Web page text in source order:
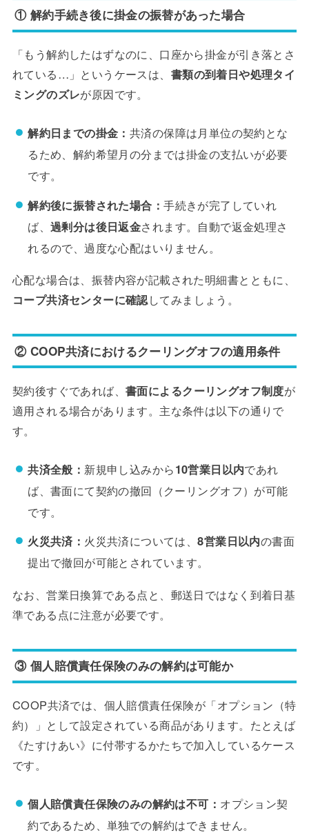
① 解約手続き後に掛金の振替があった場合
「もう解約したはずなのに、口座から掛金が引き落とさ
れている…」というケースは、 書類の到着日や処理タイ
ミングのズレが原因です。
解約日までの掛金： 共済の保障は月単位の契約とな
るため、解約希望月の分までは掛金の支払いが必要
です。
解約後に振替された場合：手続きが完了していれ
ば、 過剰分は後日返金されます。自動で返金処理さ
れるので、過度な心配はいりません。
心配な場合は、振替内容が記載された明細書とともに、
コープ共済センターに確認してみましょう。
② COOP共済におけるクーリングオフの適用条件
契約後すぐであれば、書面によるクーリングオフ制度が
適用される場合があります。主な条件は以下の通りで
す。
共済全般： 新規申し込みから10営業日以内であれ
ば、書面にて契約の撤回（クーリングオフ）が可能
です。
火災共済： 火災共済については、8営業日以内の書面
提出で撤回が可能とされています。
なお、営業日換算である点と、郵送日ではなく到着日基
準である点に注意が必要です。
③ 個人賠償責任保険のみの解約は可能か
COOP共済では、個人賠償責任保険が「オプション（特
約）」として設定されている商品があります。たとえば
《たすけあい》に付帯するかたちで加入しているケース
です。
個人賠償責任保険のみの解約は不可： オプション契
約であるため、単独での解約はできません。